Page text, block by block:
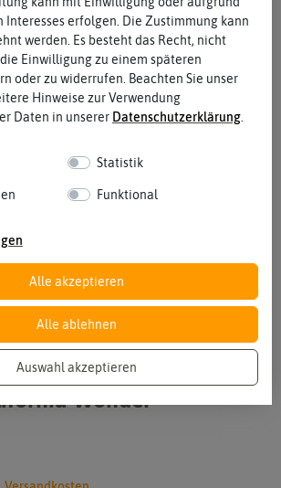
Vergrößern durch berühren
Wonder
erfolgen. Die Zustimmung kann
werden. Es besteht das Recht, nicht
Einwilligung zu einem späteren
oder zu widerrufen. Beachten Sie unser
Hinweise zur Verwendung
Daten in unserer Daten­schutz­erklärung
Statistik
Funktional
Alle akzeptieren
Alle ablehnen
Auswahl akzeptieren